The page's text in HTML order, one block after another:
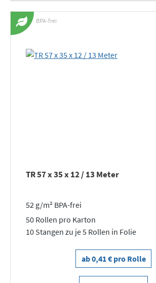
BPA-frei
TR 57 x 35 x 12 / 13 Meter
52 g/m² BPA-frei
50 Rollen pro Karton
10 Stangen zu je 5 Rollen in Folie
ab 0,41 € pro Rolle